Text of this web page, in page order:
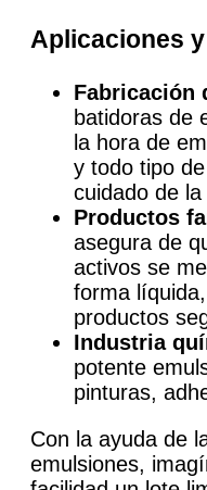
Aplicaciones
Fabricación
batidoras de
la hora de
y todo tipo
cuidado de la
Productos
asegura de
activos se
forma
productos
Industria
potente
pinturas,
Con la ayuda de
emulsiones,